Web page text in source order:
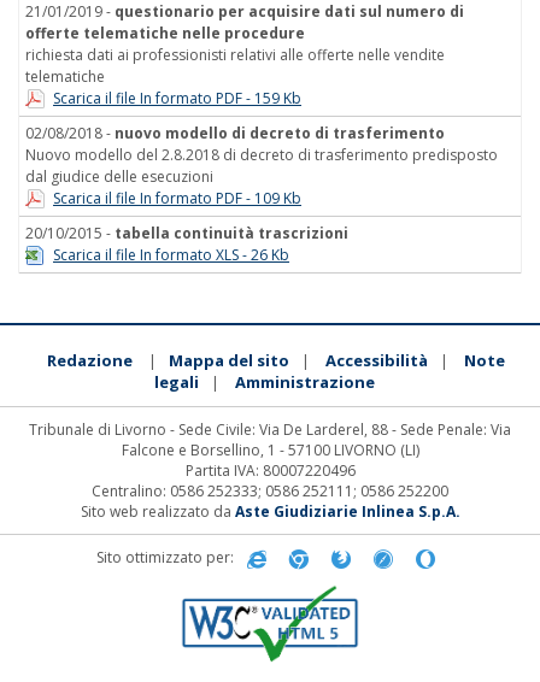
21/01/2019 - questionario per acquisire dati sul numero di
offerte telematiche nelle procedure
richiesta dati ai professionisti relativi alle offerte nelle vendite
telematiche
Scarica il file In formato PDF - 159 Kb
02/08/2018 - nuovo modello di decreto di trasferimento
Nuovo modello del 2.8.2018 di decreto di trasferimento predisposto
dal giudice delle esecuzioni
Scarica il file In formato PDF - 109 Kb
20/10/2015 - tabella continuità trascrizioni
Scarica il file In formato XLS - 26 Kb
Redazione | Mappa del sito | Accessibilità |
Note
legali
| Amministrazione
Tribunale di Livorno - Sede Civile: Via De Larderel, 88 - Sede Penale: Via
Falcone e Borsellino, 1 - 57100 LIVORNO (LI)
Partita IVA: 80007220496
Centralino: 0586 252333; 0586 252111; 0586 252200
Sito web realizzato da Aste Giudiziarie Inlinea S.p.A.
Sito ottimizzato per: